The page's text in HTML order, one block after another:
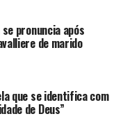
que é conhecida
íntimos. Gominho
ter que enterrar
um filho,
Pedro faleceu em
de trânsito.
pronuncia após
de marido
que se identifica com
de Deus”